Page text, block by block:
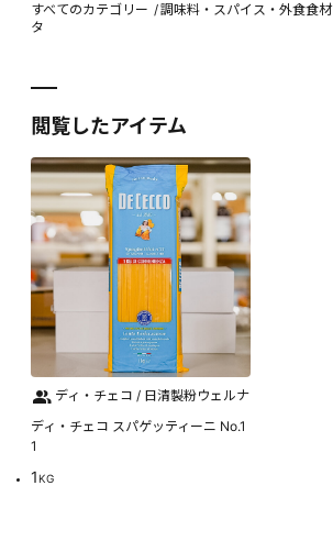
すべてのカテゴリー 調味料・スパイス・外食食材
タ
閲覧したアイテム
ディ・チェコ / 日清製粉ウェルナ
ディ・チェコ スパゲッティーニ No.1
1
1KG